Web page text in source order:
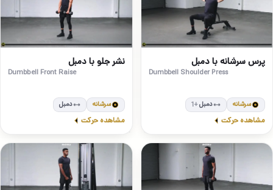
پرس سرشانه با دمبل
Dumbbell Shoulder Press
سرشانه دمبل +1
مشاهده حرکت
2نشر جلو با دمبل
Dumbbell Front Raise
سرشانه دمبل
مشاهده حرکت